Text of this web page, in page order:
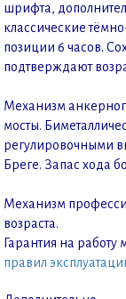
шрифта,
классические
позиции 6 часов.
подтверждают
Механизм
мосты.
регулировочными
Бреге. Запас хода
Механизм
возраста.
Гарантия на
правил